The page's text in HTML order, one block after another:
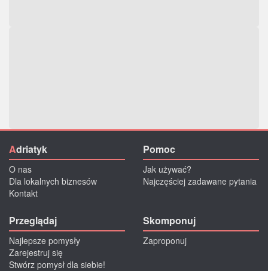
Adriatyk
O nas
Dla lokalnych biznesów
Kontakt
Pomoc
Jak używać?
Najczęściej zadawane pytania
Przeglądaj
Najlepsze pomysły
Zarejestruj się
Stwórz pomysł dla siebie!
Skomponuj
Zaproponuj